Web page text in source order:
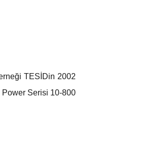
TESİDin 2002
Power Serisi 10-800